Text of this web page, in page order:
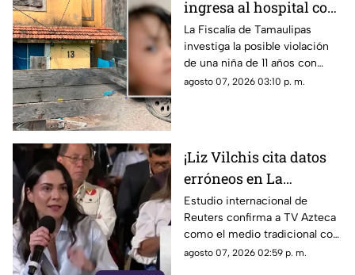
ingresa al hospital con
más de 5 meses de
embarazo: autoridades
investigan familiares
La Fiscalía de Tamaulipas
investiga la posible violación
de una niña de 11 años con
cinco meses de embarazo en
agosto 07, 2026 03:10 p. m.
¡Liz Vilchis cita datos
erróneos en La
Mañanera: Estudio de
Reuters confirma
liderazgo de TV Azteca
en alcance y
Estudio internacional de
Reuters confirma a TV Azteca
como el medio tradicional con
mayor alcance y credibilidad
agosto 07, 2026 02:59 p. m.